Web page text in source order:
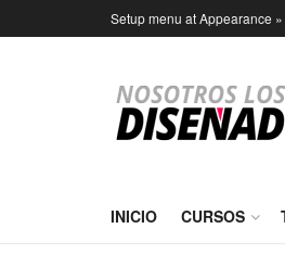
Setup menu at Appearance
INICIO CURSOS